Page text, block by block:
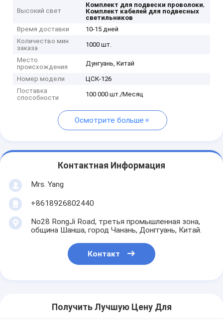
Высокий свет
Комплект для подвески проволоки,
Комплект кабелей для подвесных
светильников
Время доставки
10-15 дней
Количество мин
заказа
1000 шт.
Место
происхождения
Дунгуань, Китай
Номер модели
ЦСК-126
Поставка
способности
100 000 шт./Месяц
Осмотрите больше
Контактная Информация
Mrs. Yang
+8618926802440
No28 RongJi Road, третья промышленная зона,
община Шанша, город Чанань, Донггуань, Китай.
Контакт
Получить Лучшую Цену Для